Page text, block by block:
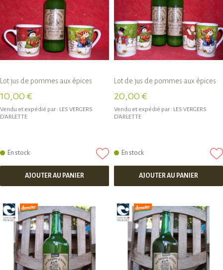
Lot jus de pommes aux épices
10,00 €
Vendu et expédié par : LES VERGERS
D'ARLETTE
En stock
AJOUTER AU PANIER
Lot de jus de pommes aux épices
20,00 €
Vendu et expédié par : LES VERGERS
D'ARLETTE
En stock
AJOUTER AU PANIER